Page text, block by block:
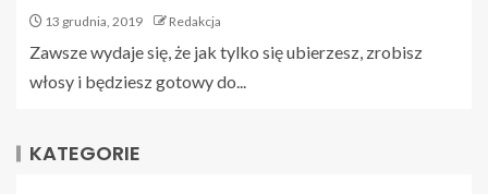
13 grudnia, 2019 Redakcja
Zawsze wydaje się, że jak tylko się ubierzesz, zrobisz
włosy i będziesz gotowy do...
KATEGORIE